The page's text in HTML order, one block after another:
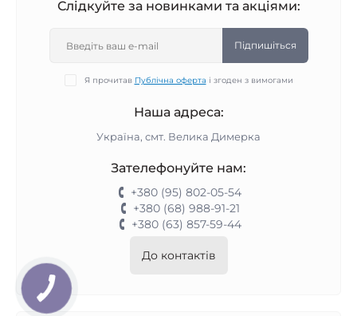
Слідкуйте за новинками та акціями:
Підпишіться
Я прочитав Публічна оферта і згоден з вимогами
Наша адреса:
Україна, смт. Велика Димерка
Зателефонуйте нам:
+380 (95) 802-05-54
+380 (68) 988-91-21
+380 (63) 857-59-44
До контактів